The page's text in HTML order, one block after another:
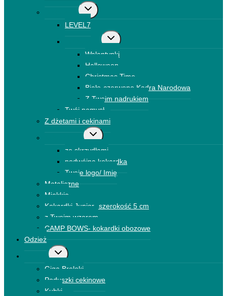
Przełącz
menu
podrzędne
LEVEL7
Przełącz
menu
podrzędne
Walentynki
Halloween
Christmas Time
Biało-czerwone Kadra Narodowa
Z Twoim nadrukiem
Twój pomysł
Z dżetami i cekinami
Przełącz
menu
podrzędne
ze skrzydłami
podwójna kokardka
Twoje logo/ Imię
Metaliczne
Miękkie
Kokardki Junior- szerokość 5 cm
z Twoim wzorem
CAMP BOWS- kokardki obozowe
Odzież
Przełącz
podrzędne
Giga Breloki
Poduszki cekinowe
Kubki